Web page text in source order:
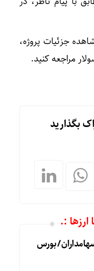
جزئیات پروژه،
مراجعه کنید.
بگذارید
ارزها :.
/ بورس